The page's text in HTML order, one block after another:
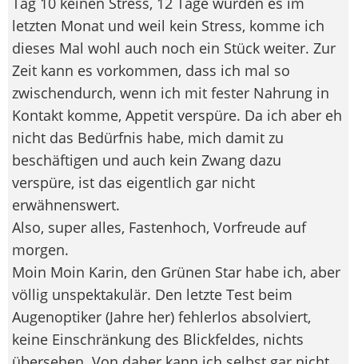
letzten Monat und weil kein Stress, komme ich
dieses Mal wohl auch noch ein Stück weiter. Zur
Zeit kann es vorkommen, dass ich mal so
zwischendurch, wenn ich mit fester Nahrung in
Kontakt komme, Appetit verspüre. Da ich aber eh
nicht das Bedürfnis habe, mich damit zu
beschäftigen und auch kein Zwang dazu
verspüre, ist das eigentlich gar nicht
erwähnenswert.
Also, super alles, Fastenhoch, Vorfreude auf
morgen.
Moin Moin Karin, den Grünen Star habe ich, aber
völlig unspektakulär. Den letzte Test beim
Augenoptiker (Jahre her) fehlerlos absolviert,
keine Einschränkung des Blickfeldes, nichts